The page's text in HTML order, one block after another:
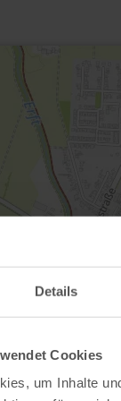
Details
Cookies
um Inhalte